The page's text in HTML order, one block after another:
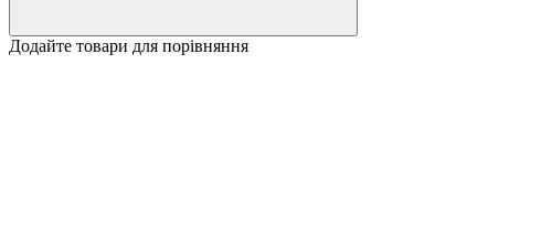
Додайте товари для порівняння